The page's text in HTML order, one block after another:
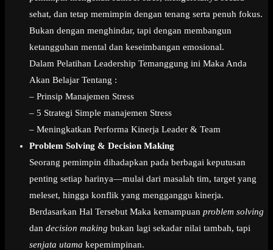
sehat, dan tetap memimpin dengan tenang serta penuh fokus.
Bukan dengan menghindar, tapi dengan membangun
ketangguhan mental dan keseimbangan emosional.
Dalam Pelatihan Leadership Temanggung ini Maka Anda
Akan Belajar Tentang :
– Prinsip Manajemen Stress
– 5 Strategi Simple manajemen Stress
– Meningkatkan Performa Kinerja Leader & Team
Problem Solving & Decision Making
Seorang pemimpin dihadapkan pada berbagai keputusan
penting setiap harinya—mulai dari masalah tim, target yang
meleset, hingga konflik yang mengganggu kinerja.
Berdasarkan Hal Tersebut Maka kemampuan problem solving
dan decision making bukan lagi sekadar nilai tambah, tapi
senjata utama kepemimpinan.